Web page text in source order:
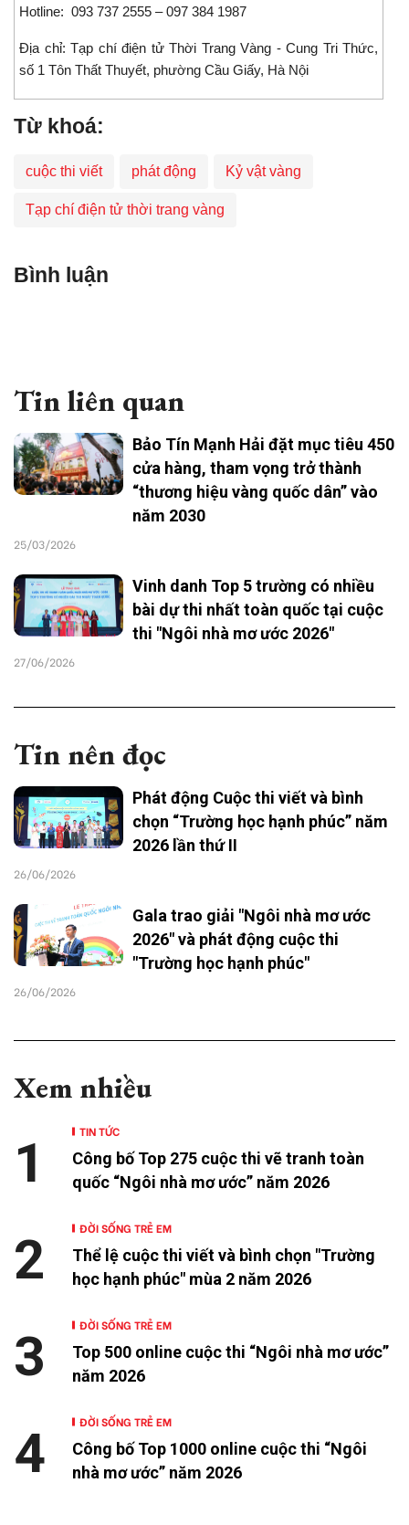
Hotline: 093 737 2555 – 097 384 1987
Địa chỉ: Tạp chí điện tử Thời Trang Vàng - Cung Tri Thức,
số 1 Tôn Thất Thuyết, phường Cầu Giấy, Hà Nội
Từ khoá:
cuộc thi viết phát động Kỷ vật vàng
Tạp chí điện tử thời trang vàng
Bình luận
Tin liên quan
Bảo Tín Mạnh Hải đặt mục tiêu 450
cửa hàng, tham vọng trở thành
“thương hiệu vàng quốc dân” vào
năm 2030
25/03/2026
Vinh danh Top 5 trường có nhiều
bài dự thi nhất toàn quốc tại cuộc
thi "Ngôi nhà mơ ước 2026"
27/06/2026
Tin nên đọc
Phát động Cuộc thi viết và bình
chọn “Trường học hạnh phúc” năm
2026 lần thứ II
26/06/2026
Gala trao giải "Ngôi nhà mơ ước
2026" và phát động cuộc thi
"Trường học hạnh phúc"
26/06/2026
Xem nhiều
TIN TỨC
Công bố Top 275 cuộc thi vẽ tranh toàn
quốc “Ngôi nhà mơ ước” năm 2026
1
ĐỜI SỐNG TRẺ EM
Thể lệ cuộc thi viết và bình chọn "Trường
học hạnh phúc" mùa 2 năm 2026
2
ĐỜI SỐNG TRẺ EM
Top 500 online cuộc thi “Ngôi nhà mơ ước”
năm 2026
3
ĐỜI SỐNG TRẺ EM
Công bố Top 1000 online cuộc thi “Ngôi
nhà mơ ước” năm 2026
4